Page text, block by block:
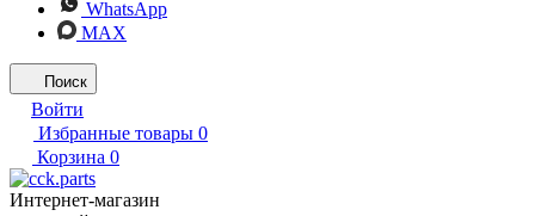
WhatsApp
MAX
Поиск
Войти
Избранные товары 0
Корзина 0
Интернет-магазин